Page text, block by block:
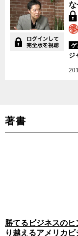
な
ゲ
ジ
著書
勝てるビジネスの
り越えるアメリカビ